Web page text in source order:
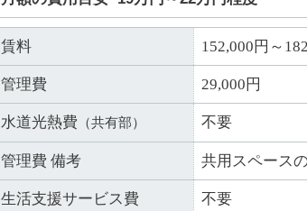
賃料 152,000円～
管理費 29,000円
水道光熱費 （共有部） 不要
管理費 備考 共用スペース
生活支援サービス費 不要